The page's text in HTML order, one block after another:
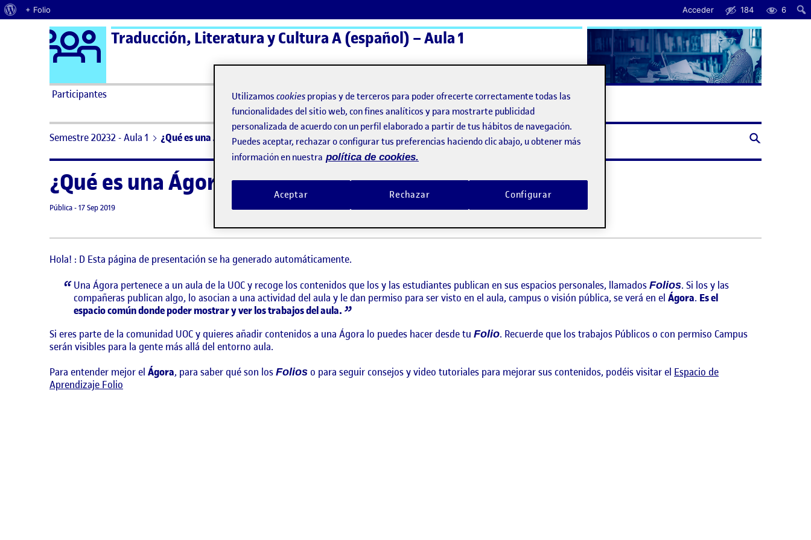
Acerca de WordPress
+ Folio Acceder 184 6
Saltar al contenido Logo Ágora
Traducción, Literatura y Cultura A (español) – Aula 1
Participantes ActiFolios Ayuda
Semestre 20232 - Aula 1 ¿Qué es una Ágora?
¿Qué es una Ágora?
Visibilidad:
Pública-Fecha de publicación
17 Sep 20198 septiembre, 2021 11:19 pm
Hola! : D Esta página de presentación se ha generado automáticamente.
Una Ágora pertenece a un aula de la UOC y recoge los contenidos que los y las estudiantes publican en sus espacios personales, llamados Folios. Si los y las
compañeras publican algo, lo asocian a una actividad del aula y le dan permiso para ser visto en el aula, campus o visión pública, se verá en el Ágora. Es el
espacio común donde poder mostrar y ver los trabajos del aula.
Si eres parte de la comunidad UOC y quieres añadir contenidos a una Ágora lo puedes hacer desde tu Folio. Recuerde que los trabajos Públicos o con permiso Campus
serán visibles para la gente más allá del entorno aula.
Para entender mejor el Ágora, para saber qué son los Folios o para seguir consejos y video tutoriales para mejorar sus contenidos, podéis visitar el Espacio de
Aprendizaje Folio
Utilizamos cookies propias y de terceros para poder ofrecerte correctamente todas las
funcionalidades del sitio web, con fines analíticos y para mostrarte publicidad
personalizada de acuerdo con un perfil elaborado a partir de tus hábitos de navegación.
Puedes aceptar, rechazar o configurar tus preferencias haciendo clic abajo, u obtener más
información en nuestra política de cookies.
Rechazar
Aceptar Configurar